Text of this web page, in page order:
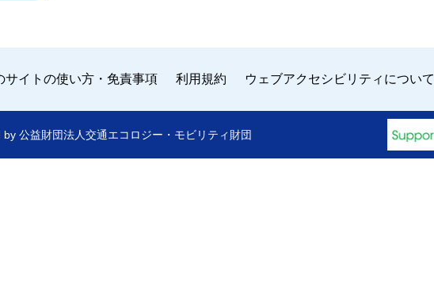
サイトの使い方・免責事項 利用規約 ウェブアクセシビリティについて
by 公益財団法人交通エコロジー・モビリティ財団